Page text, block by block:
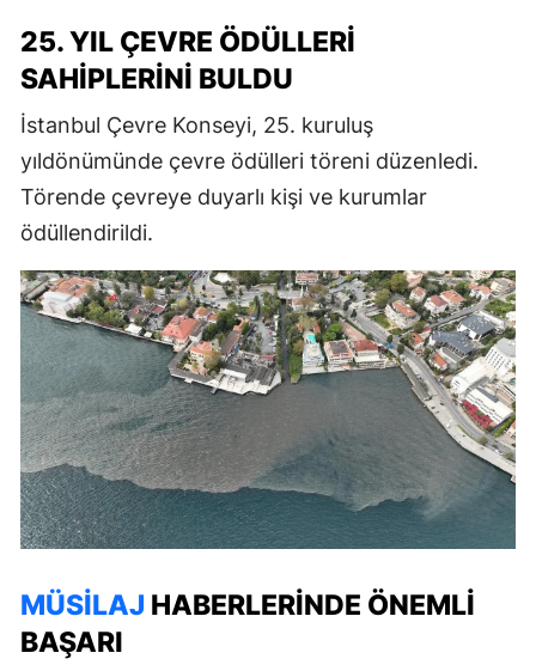
25. YIL ÇEVRE ÖDÜLLERI
SAHIPLERINI BULDU
İstanbul Çevre Konseyi, 25. kuruluş
yıldönümünde çevre ödülleri töreni düzenledi.
Törende çevreye duyarlı kişi ve kurumlar
ödüllendirildi.
MÜSILAJ HABERLERINDE ÖNEMLI
BAŞARI